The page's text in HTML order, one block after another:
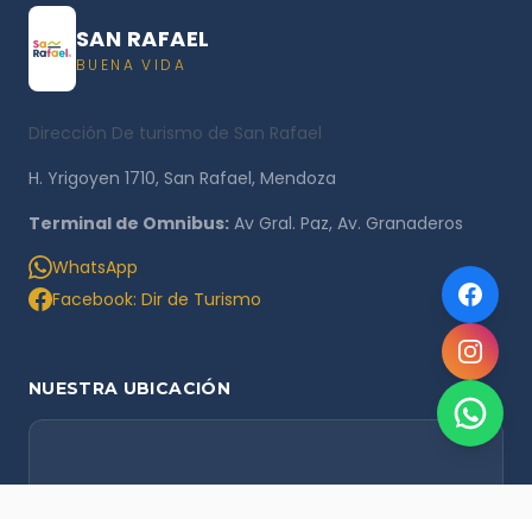
SAN RAFAEL
BUENA VIDA
Dirección De turismo de San Rafael
H. Yrigoyen 1710, San Rafael, Mendoza
Terminal de Omnibus: Av Gral. Paz, Av. Granaderos
WhatsApp
Facebook: Dir de Turismo
NUESTRA UBICACIÓN